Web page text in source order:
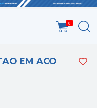
0
EM ACO